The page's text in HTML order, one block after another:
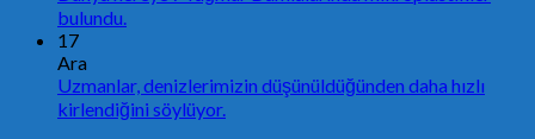
bulundu.
17
Ara
Uzmanlar, denizlerimizin düşünüldüğünden daha hızlı
kirlendiğini söylüyor.